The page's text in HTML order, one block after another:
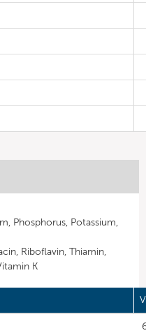
Phosphorus, Potassium,
Riboflavin, Thiamin,
K